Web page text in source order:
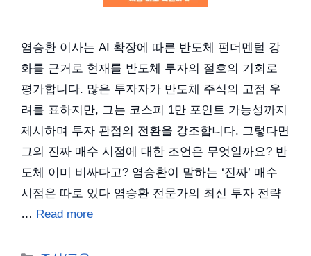
염승환 이사는 AI 확장에 따른 반도체 펀더멘털 강
화를 근거로 현재를 반도체 투자의 절호의 기회로
평가합니다. 많은 투자자가 반도체 주식의 고점 우
려를 표하지만, 그는 코스피 1만 포인트 가능성까지
제시하며 투자 관점의 전환을 강조합니다. 그렇다면
그의 진짜 매수 시점에 대한 조언은 무엇일까요? 반
도체 이미 비싸다고? 염승환이 말하는 ‘진짜’ 매수
시점은 따로 있다 염승환 전문가의 최신 투자 전략
… Read more